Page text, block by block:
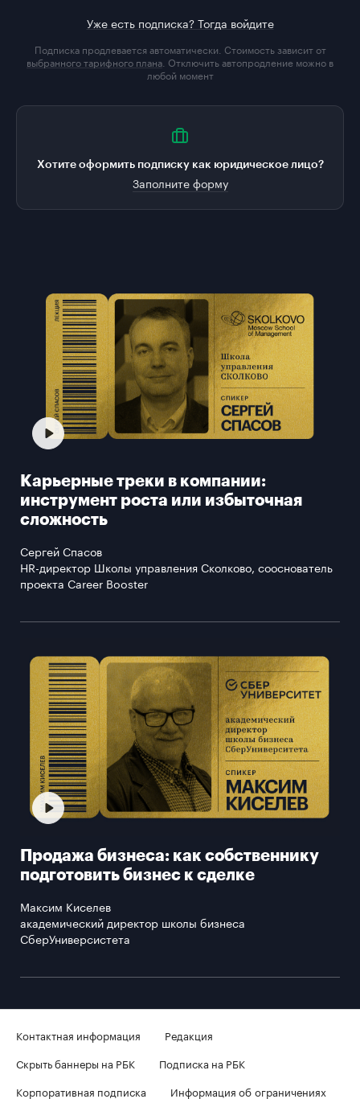
Уже есть подписка? Тогда войдите
Подписка продлевается автоматически. Стоимость зависит от
выбранного тарифного плана . Отключить автопродление можно в
любой момент
Хотите оформить подписку как юридическое лицо?
Заполните форму
Карьерные треки в компании:
инструмент роста или избыточная
сложность
Сергей Спасов
HR-директор Школы управления Сколково, сооснователь
проекта Career Booster
Продажа бизнеса: как собственнику
подготовить бизнес к сделке
Максим Киселев
академический директор школы бизнеса
СберУниверсистета
Контактная информация
Редакция
Скрыть баннеры на РБК
Подписка на РБК
Корпоративная подписка
Информация об ограничениях